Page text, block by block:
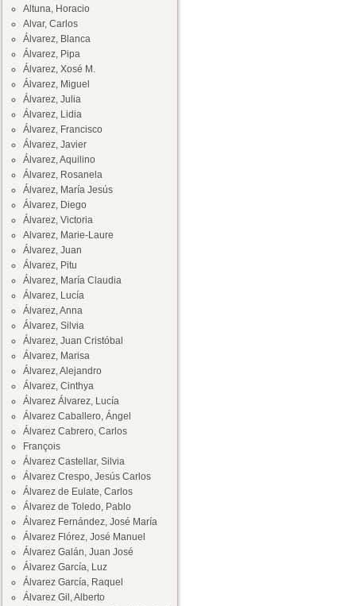
Altuna, Horacio
Alvar, Carlos
Álvarez, Blanca
Álvarez, Pipa
Álvarez, Xosé M.
Álvarez, Miguel
Álvarez, Julia
Álvarez, Lidia
Álvarez, Francisco
Álvarez, Javier
Álvarez, Aquilino
Álvarez, Rosanela
Álvarez, María Jesús
Álvarez, Diego
Álvarez, Victoria
Alvarez, Marie-Laure
Álvarez, Juan
Álvarez, Pitu
Álvarez, María Claudia
Álvarez, Lucía
Álvarez, Anna
Álvarez, Silvia
Álvarez, Juan Cristóbal
Álvarez, Marisa
Álvarez, Alejandro
Álvarez, Cinthya
Álvarez Álvarez, Lucía
Álvarez Caballero, Ángel
Álvarez Cabrero, Carlos
François
Álvarez Castellar, Silvia
Álvarez Crespo, Jesús Carlos
Álvarez de Eulate, Carlos
Álvarez de Toledo, Pablo
Álvarez Fernández, José María
Álvarez Flórez, José Manuel
Álvarez Galán, Juan José
Álvarez García, Luz
Álvarez García, Raquel
Álvarez Gil, Alberto